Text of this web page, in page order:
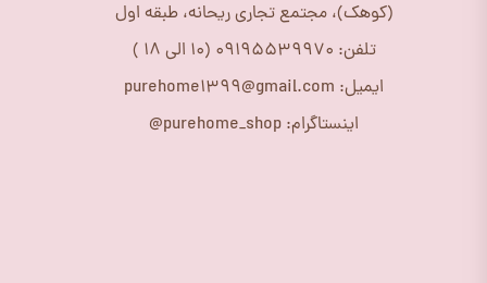
(کوهک)، مجتمع تجاری ریحانه، طبقه اول
تلفن: 09195539970 (10 الی 18 )
ایمیل: purehome1399@gmail.com
اینستاگرام: purehome_shop@